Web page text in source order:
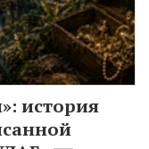
история